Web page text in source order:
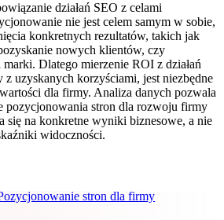
działań SEO z celami
nie jest celem samym w sobie,
konkretnych rezultatów, takich jak
nowych klientów, czy
Dlatego mierzenie ROI z działań
uzyskanych korzyściami, jest niezbędne
dla firmy. Analiza danych pozwala
pozycjonowania stron dla rozwoju firmy
się na konkretne wyniki biznesowe, a nie
widoczności.
stron dla firmy